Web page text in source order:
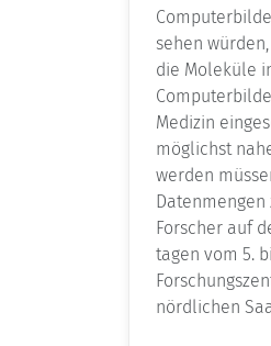
sehen
die Moleküle
Medizin
möglichst
werden
Forscher auf
tagen vom 5.
nördlichen